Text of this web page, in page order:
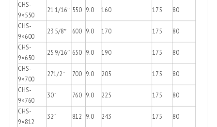
CHS-
9×550
21 1/16″ 550 9.0 160 175 80
CHS-
9×600
23 5/8″ 600 9.0 170 175 80
CHS-
9×650
25 9/16″ 650 9.0 190 175 80
CHS-
9×700
271/2″ 700 9.0 205 175 80
CHS-
9×760
30″ 760 9.0 225 175 80
CHS-
9×812
32″ 812 9.0 243 175 80